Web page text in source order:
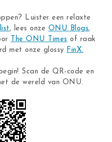
Luister een relaxte
, lees onze ONU Blogs,
The ONU Times of raak
met onze glossy FinX.
Scan de QR-code en
de wereld van ONU.